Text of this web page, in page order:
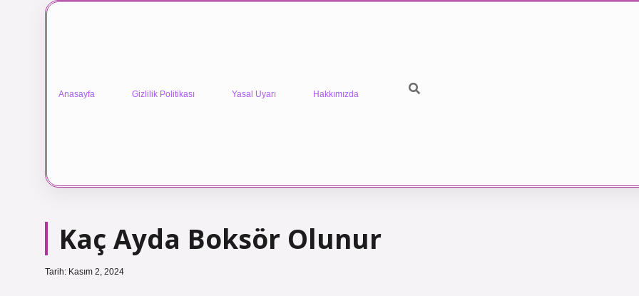
Anasayfa Gizlilik Politikası Yasal Uyarı Hakkımızda
Kaç Ayda Boksör Olunur
Tarih: Kasım 2, 2024